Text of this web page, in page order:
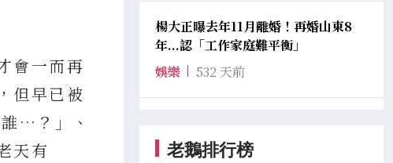
會一而再
但早已被
…？」、
天有
楊大正曝去年11月離婚！再婚山東8
年...認「工作家庭難平衡」
娛樂
532 天前
老鵝排行榜